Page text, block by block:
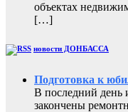
объектах
[…]
новости ДОНБАССА
Подготовка к
В последний день
закончены